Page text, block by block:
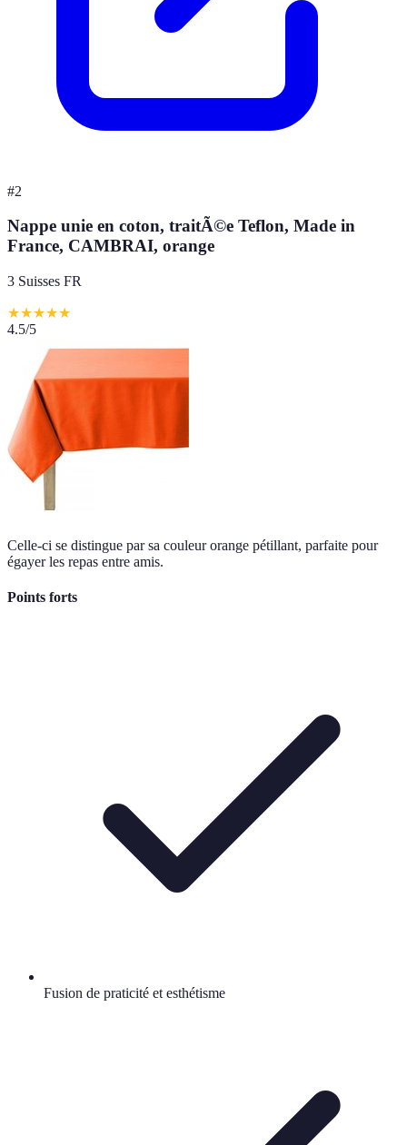
#2
Nappe unie en coton, traitÃ©e Teflon, Made in
France, CAMBRAI, orange
3 Suisses FR
★★★★★
4.5/5
Celle-ci se distingue par sa couleur orange pétillant, parfaite pour
égayer les repas entre amis.
Points forts
Fusion de praticité et esthétisme